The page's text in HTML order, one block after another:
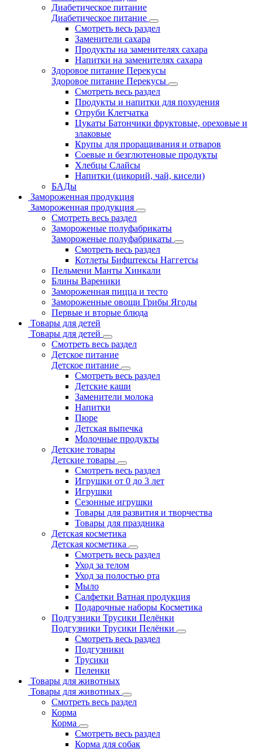
Диабетическое питание
Диабетическое питание
Смотреть весь раздел
Заменители сахара
Продукты на заменителях сахара
Напитки на заменителях сахара
Здоровое питание Перекусы
Здоровое питание Перекусы
Смотреть весь раздел
Продукты и напитки для похудения
Отруби Клетчатка
Цукаты Батончики фруктовые, ореховые и
злаковые
Крупы для проращивания и отваров
Соевые и безглютеновые продукты
Хлебцы Слайсы
Напитки (цикорий, чай, кисели)
БАДы
Замороженная продукция
Замороженная продукция
Смотреть весь раздел
Замороженые полуфабрикаты
Замороженые полуфабрикаты
Смотреть весь раздел
Котлеты Бифштексы Наггетсы
Пельмени Манты Хинкали
Блины Вареники
Замороженная пицца и тесто
Замороженные овощи Грибы Ягоды
Первые и вторые блюда
Товары для детей
Товары для детей
Смотреть весь раздел
Детское питание
Детское питание
Смотреть весь раздел
Детские каши
Заменители молока
Напитки
Пюре
Детская выпечка
Молочные продукты
Детские товары
Детские товары
Смотреть весь раздел
Игрушки от 0 до 3 лет
Игрушки
Сезонные игрушки
Товары для развития и творчества
Товары для праздника
Детская косметика
Детская косметика
Смотреть весь раздел
Уход за телом
Уход за полостью рта
Мыло
Салфетки Ватная продукция
Подарочные наборы Косметика
Подгузники Трусики Пелёнки
Подгузники Трусики Пелёнки
Смотреть весь раздел
Подгузники
Трусики
Пеленки
Товары для животных
Товары для животных
Смотреть весь раздел
Корма
Корма
Смотреть весь раздел
Корма для собак